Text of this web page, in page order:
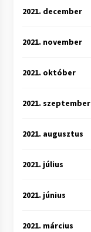
2021. december
2021. november
2021. október
2021. szeptember
2021. augusztus
2021. július
2021. június
2021. március